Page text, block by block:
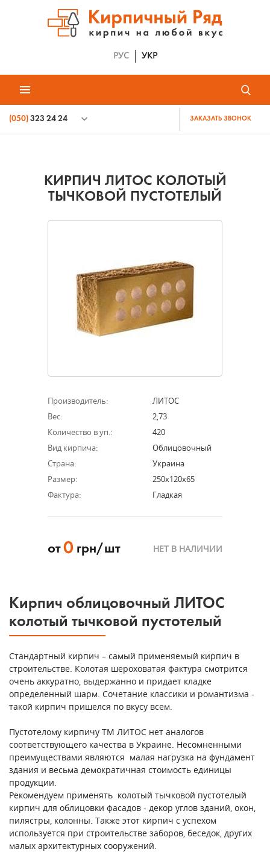
РУС УКР
(050) 323 24 24 ЗАКАЗАТЬ ЗВОНОК
КИРПИЧ ЛИТОС КОЛОТЫЙ
ТЫЧКОВОЙ ПУСТОТЕЛЫЙ
Производитель:
ЛИТОС
Вес:
2,73
Количество в уп.:
420
Вид кирпича:
Облицовочный
Страна:
Украина
Размер:
250х120х65
Фактура:
Гладкая
от0 грн/шт НЕТ В НАЛИЧИИ
Кирпич облицовочный ЛИТОС
колотый тычковой пустотелый
Стандартный кирпич – самый применяемый кирпич в
строительстве. Колотая шероховатая фактура смотрится
очень аккуратно, выдержанно и придает кладке
определенный шарм. Сочетание классики и романтизма -
такой кирпич пришелся по вкусу всем.
Пустотелому кирпичу ТМ ЛИТОС нет аналогов
соответствующего качества в Украине. Несомненными
преимуществами являются малая нагрузка на фундамент
здания и весьма демократичная стоимость единицы
продукции.
Рекомендуем применять колотый тычковой пустотелый
кирпич для облицовки фасадов - декор углов зданий, окон,
пилястры, колонны. Также этот кирпич с успехом
используется при строительстве заборов, беседок, других
малых архитектурных сооружений.